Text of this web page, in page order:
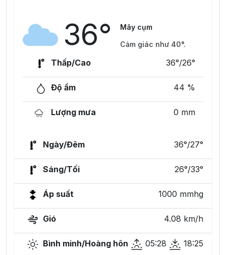
36°
Mây cụm
Cảm giác như 40°.
Thấp/Cao 36°/26°
Độ ẩm 44 %
Lượng mưa 0 mm
Ngày/Đêm 36°/27°
Sáng/Tối 26°/33°
Áp suất 1000 mmhg
Gió 4.08 km/h
Bình minh/Hoàng hôn 05:28 18:25